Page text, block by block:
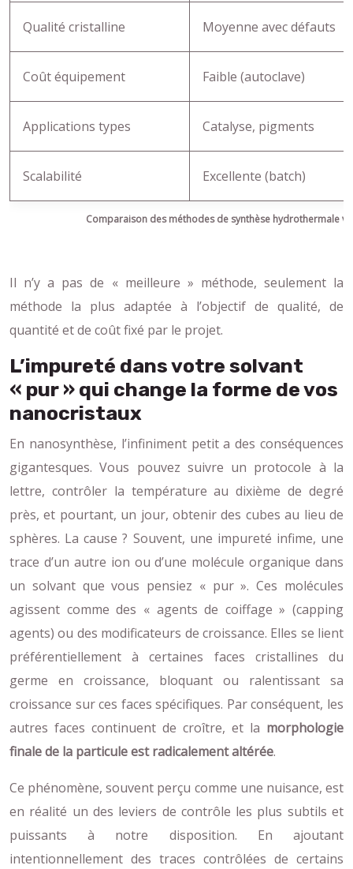
Comparaison des méthodes de synthèse hydrothermale
Qualité cristalline Moyenne avec défauts
Coût équipement Faible (autoclave)
Applications types Catalyse, pigments
Scalabilité Excellente (batch)
Il n’y a pas de « meilleure » méthode, seulement la
méthode la plus adaptée à l’objectif de qualité, de
quantité et de coût fixé par le projet.
L’impureté dans votre solvant
« pur » qui change la forme de vos
nanocristaux
En nanosynthèse, l’infiniment petit a des conséquences
gigantesques. Vous pouvez suivre un protocole à la
lettre, contrôler la température au dixième de degré
près, et pourtant, un jour, obtenir des cubes au lieu de
sphères. La cause ? Souvent, une impureté infime, une
trace d’un autre ion ou d’une molécule organique dans
un solvant que vous pensiez « pur ». Ces molécules
agissent comme des « agents de coiffage » (capping
agents) ou des modificateurs de croissance. Elles se lient
préférentiellement à certaines faces cristallines du
germe en croissance, bloquant ou ralentissant sa
croissance sur ces faces spécifiques. Par conséquent, les
autres faces continuent de croître, et la morphologie
finale de la particule est radicalement altérée.
Ce phénomène, souvent perçu comme une nuisance, est
en réalité un des leviers de contrôle les plus subtils et
puissants à notre disposition. En ajoutant
intentionnellement des traces contrôlées de certains